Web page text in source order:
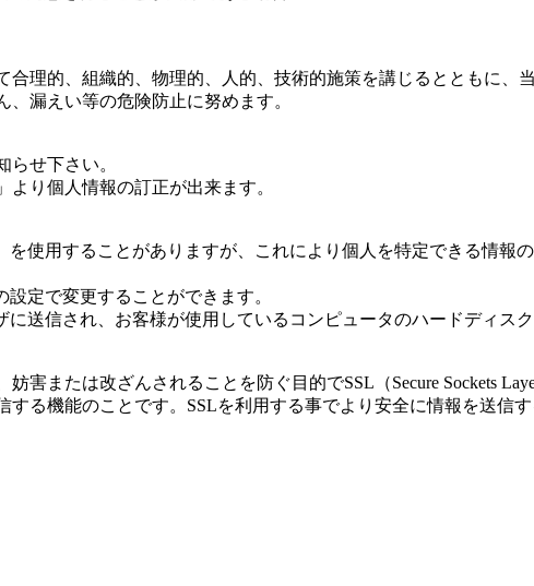
理的、組織的、物理的、人的、技術的施策を講じるとともに、
漏えい等の危険防止に努めます。
せ下さい。
り個人情報の訂正が出来ます。
使用することがありますが、これにより個人を特定できる情報
定で変更することができます。
送信され、お客様が使用しているコンピュータのハードディスク
または改ざんされることを防ぐ目的でSSL（Secure Sockets
る機能のことです。SSLを利用する事でより安全に情報を送信す